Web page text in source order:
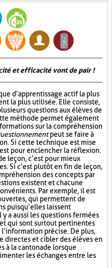
et efficacité vont de pair !
d’apprentissage actif la plus
la plus utilisée. Elle consiste,
questions aux élèves de
méthode permet également
sur la compréhension
peut se faire à
Si cette technique est mise
pour enclencher la réflexion.
leçon, c’est pour mieux
Si c’est plutôt en fin de leçon,
des concepts par
existent et chacune
Par exemple, il est
qui permettent de
puisqu’elles laissent
a aussi les questions fermées
qui sont surtout pertinentes
précise. De plus,
directes et cibler des élèves en
à la cantonade lorsque
les échanges entre les